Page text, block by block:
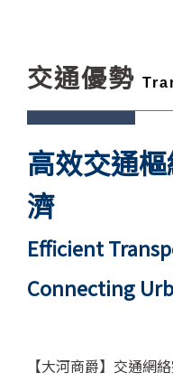
交通優勢
高效交通
濟
Efficient
Connecting
【大河商爵】交通網